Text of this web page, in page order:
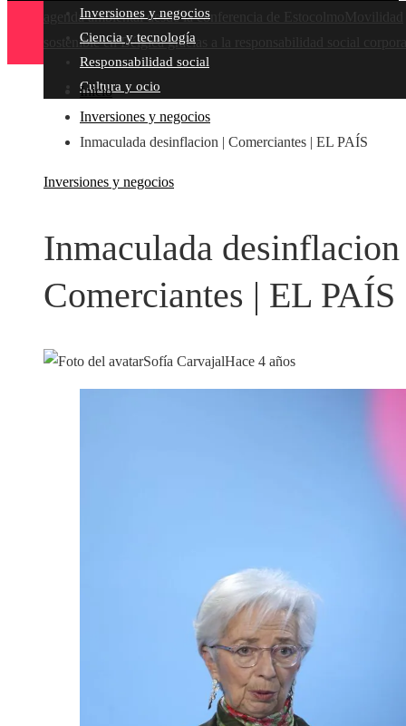
agenda ambiental desde la conferencia de Estocolmo
sostenible en Bélgica gracias a la responsabilidad social
Inversiones y negocios
Ciencia y tecnología
Responsabilidad social
Cultura y ocio
Inicio
Inversiones y negocios
Inmaculada desinflacion | Comerciantes | EL PAÍS
Inversiones y negocios
Inmaculada desinflacion
Comerciantes | EL PAÍS
Sofía CarvajalHace 4 años